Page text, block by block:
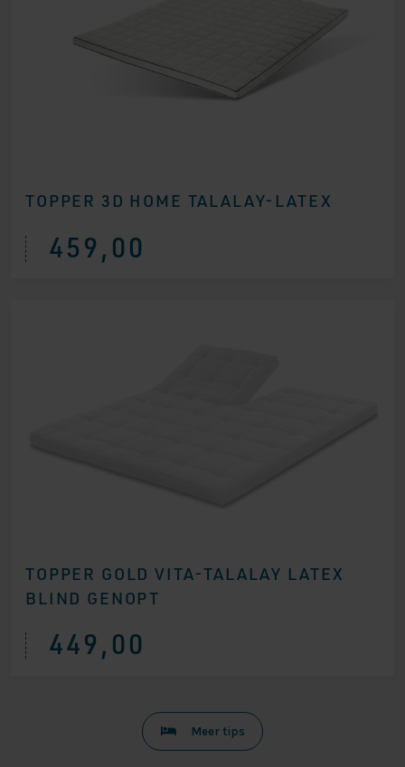
TOPPER 3D HOME TALALAY-LATEX
459,00
TOPPER GOLD VITA-TALALAY LATEX
BLIND GENOPT
449,00
Meer tips